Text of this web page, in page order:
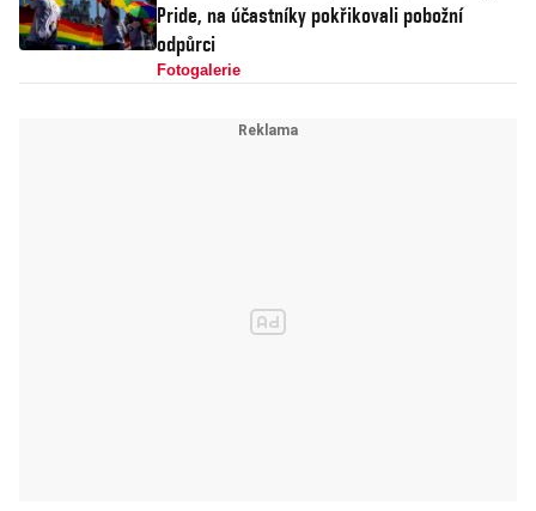
Pride, na účastníky pokřikovali pobožní
odpůrci
Fotogalerie